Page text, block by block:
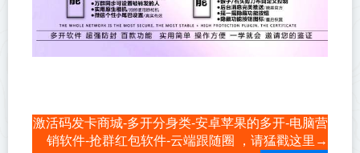
激活码发卡商城-多开分身类-安卓苹果的多开-电脑营
销软件-抢群红包软件-云端跟随圈 ，请猛戳这里→